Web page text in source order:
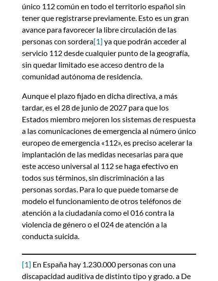
único 112 común en todo el territorio español sin
tener que registrarse previamente. Esto es un gran
avance para favorecer la libre circulación de las
personas con sordera[1] ya que podrán acceder al
servicio 112 desde cualquier punto de la geografía,
sin quedar limitado ese acceso dentro de la
comunidad autónoma de residencia.
Aunque el plazo fijado en dicha directiva, a más
tardar, es el 28 de junio de 2027 para que los
Estados miembro mejoren los sistemas de respuesta
a las comunicaciones de emergencia al número único
europeo de emergencia «112», es preciso acelerar la
implantación de las medidas necesarias para que
este acceso universal al 112 se haga efectivo en
todos sus términos, sin discriminación a las
personas sordas. Para lo que puede tomarse de
modelo el funcionamiento de otros teléfonos de
atención a la ciudadanía como el 016 contra la
violencia de género o el 024 de atención a la
conducta suicida.
[1] En España hay 1.230.000 personas con una
discapacidad auditiva de distinto tipo y grado. a De